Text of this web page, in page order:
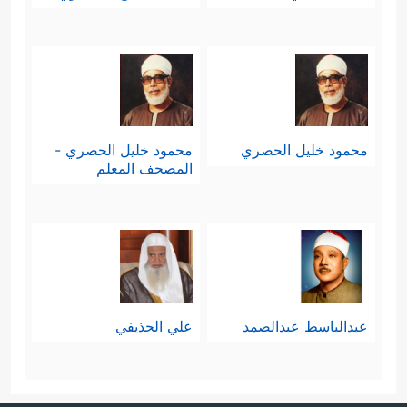
وَیُسۡـَٔلُونَ﴾.
فهم يُشرِكون مع الله آلهةً أخرى، ثم لم
يكتَفُوا بذلك، بل راحوا ينسبون إلى الله
البنات، زاعمين أنّ الملائكة إنّما هم بنات
ويحتقرونهنَّ إلى الحدِّ الذي يبقى أحدهم
مُسودَّ الوجهِ حزينًا كئيبًا لو رزقه الله
ببنت، وهم بهذا قد ارتَكَبوا جريمتَين:
محمود خليل الحصري
محمود خليل الحصري -
المصحف المعلم
عبدالباسط عبدالصمد علي الحذيفي